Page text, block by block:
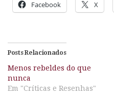
Facebook X
Posts Relacionados
Menos rebeldes do que
nunca
Em "Críticas e Resenhas"